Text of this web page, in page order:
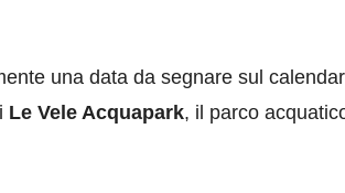
una data da segnare sul
Le Vele Acquapark, il parco